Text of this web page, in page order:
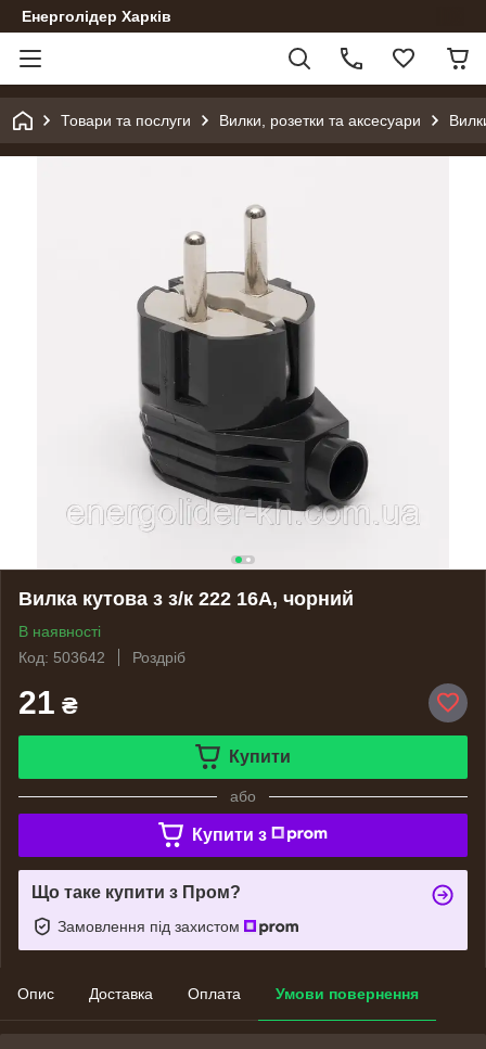
Енерголідер Харків
Товари та послуги Вилки, розетки та аксесуари
Вилка кутова з з/к 222 16A, чорний
В наявності
Код: 503642
Роздріб
21 ₴
Купити
або
Купити з
Що таке купити з Пром?
Замовлення під захистом
Опис Доставка Оплата Умови повернення